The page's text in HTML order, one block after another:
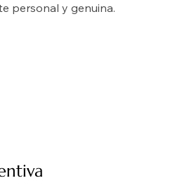
personal y genuina.